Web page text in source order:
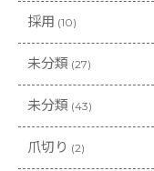
採用 (10)
未分類 (27)
未分類 (43)
爪切り (2)